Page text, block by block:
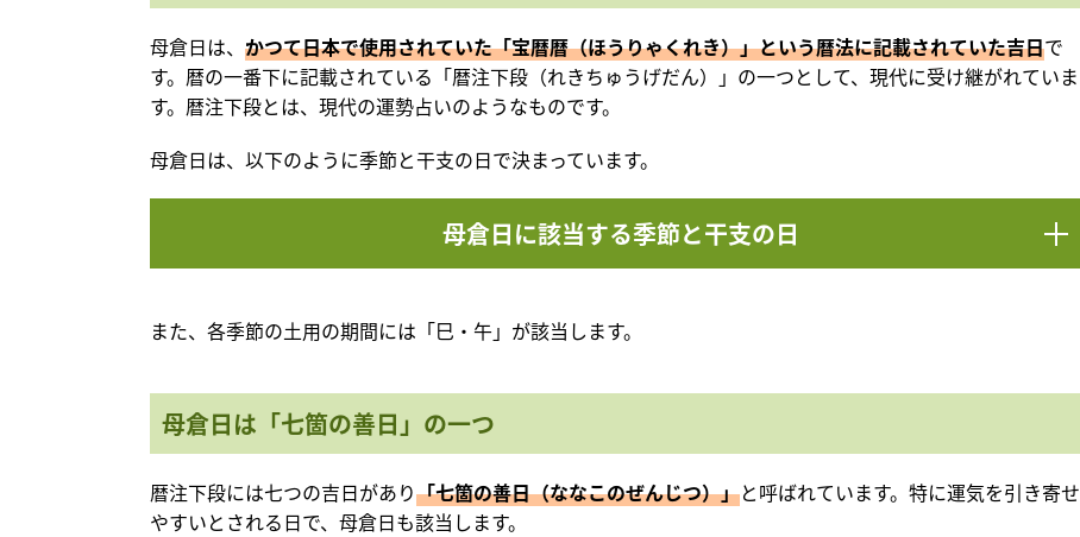
母倉日は、 かつて日本で使用されていた「宝暦暦（ほうりゃくれき）」という暦法に記載されていた吉日で
す。暦の一番下に記載されている「暦注下段（れきちゅうげだん）」の一つとして、現代に受け継がれていま
す。暦注下段とは、現代の運勢占いのようなものです。
母倉日は、以下のように季節と干支の日で決まっています。
母倉日に該当する季節と干支の日
また、各季節の土用の期間には「巳・午」が該当します。
母倉日は「七箇の善日」の一つ
暦注下段には七つの吉日があり「七箇の善日（ななこのぜんじつ）」と呼ばれています。特に運気を引き寄せ
やすいとされる日で、母倉日も該当します。